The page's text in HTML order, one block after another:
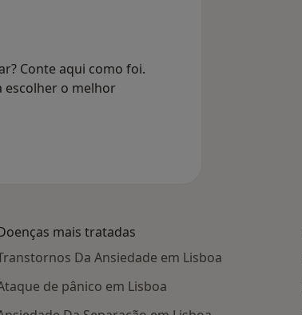
Conte aqui como foi.
escolher o melhor
mais tratadas
Da Ansiedade em Lisboa
de pânico em Lisboa